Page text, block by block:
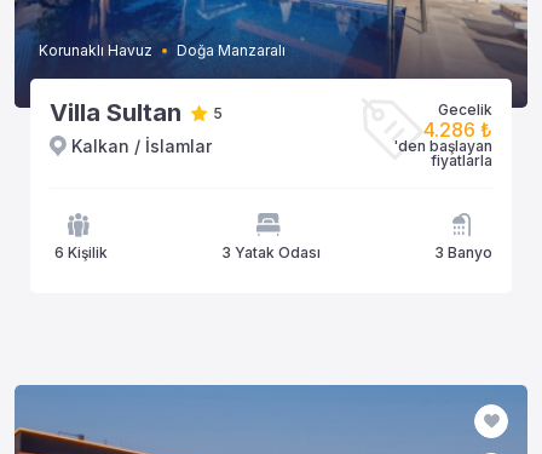
Korunaklı Havuz Doğa Manzaralı
Villa Sultan 5
Kalkan / İslamlar
Gecelik
4.286 ₺
'den başlayan
fiyatlarla
6 Kişilik 3 Yatak Odası 3 Banyo